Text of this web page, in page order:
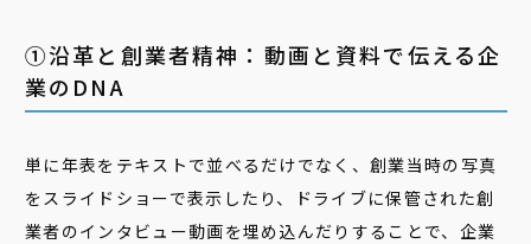
①沿革と創業者精神：動画と資料で伝える企
業のDNA
単に年表をテキストで並べるだけでなく、創業当時の写真
をスライドショーで表示したり、ドライブに保管された創
業者のインタビュー動画を埋め込んだりすることで、企業